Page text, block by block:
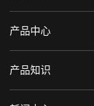
产品中心
产品知识